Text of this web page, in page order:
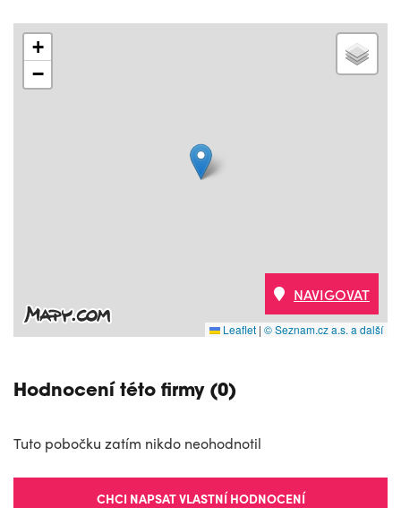
+
−
Leaflet | © Seznam.cz a.s. a další
NAVIGOVAT
Hodnocení této firmy (0)
Tuto pobočku zatím nikdo neohodnotil
CHCI NAPSAT VLASTNÍ HODNOCENÍ